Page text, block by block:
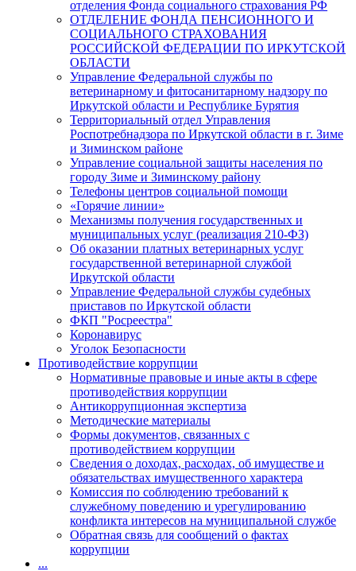
отделения Фонда социального страхования РФ
ОТДЕЛЕНИЕ ФОНДА ПЕНСИОННОГО И
СОЦИАЛЬНОГО СТРАХОВАНИЯ
РОССИЙСКОЙ ФЕДЕРАЦИИ ПО ИРКУТСКОЙ
ОБЛАСТИ
Управление Федеральной службы по
ветеринарному и фитосанитарному надзору по
Иркутской области и Республике Бурятия
Территориальный отдел Управления
Роспотребнадзора по Иркутской области в г. Зиме
и Зиминском районе
Управление социальной защиты населения по
городу Зиме и Зиминскому району
Телефоны центров социальной помощи
«Горячие линии»
Механизмы получения государственных и
муниципальных услуг (реализация 210-ФЗ)
Об оказании платных ветеринарных услуг
государственной ветеринарной службой
Иркутской области
Управление Федеральной службы судебных
приставов по Иркутской области
ФКП "Росреестра"
Коронавирус
Уголок Безопасности
Противодействие коррупции
Нормативные правовые и иные акты в сфере
противодействия коррупции
Антикоррупционная экспертиза
Методические материалы
Формы документов, связанных с
противодействием коррупции
Сведения о доходах, расходах, об имуществе и
обязательствах имущественного характера
Комиссия по соблюдению требований к
служебному поведению и урегулированию
конфликта интересов на муниципальной службе
Обратная связь для сообщений о фактах
коррупции
...